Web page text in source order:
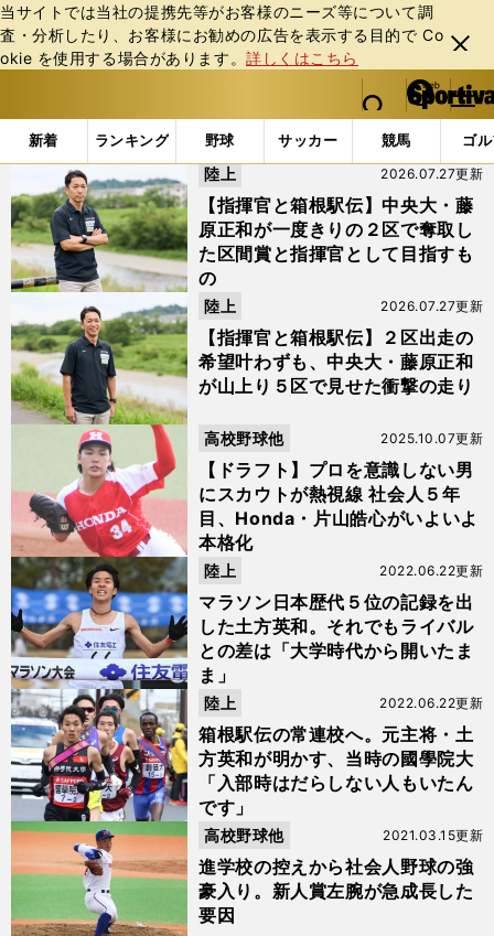
当サイトでは当社の提携先等がお客様のニーズ等について調
査・分析したり、お客様にお勧めの広告を表⽰する⽬的で Co
okie を使⽤する場合があります。詳しくはこちら
閉じ
る
web Sportiva (webスポルティーバ)
検索
マイペ
ー
ジ
メニュ
新着 ランキング 野球 サッカー 競馬 ゴ
b
ス
ル
テ
ィ
ー
バ
「#Honda」の最新ニュース・ 情報
【指揮官と箱根駅伝】中央大・藤
原正和が一度きりの２区で奪取し
た区間賞と指揮官として目指すも
の
2026.07.27更新
陸上
【指揮官と箱根駅伝】２区出走の
希望叶わずも、中央大・藤原正和
が山上り５区で見せた衝撃の走り
2026.07.27更新
陸上
【ドラフト】プロを意識しない男
にスカウトが熱視線 社会人５年
目、Honda・片山皓心がいよいよ
本格化
2025.10.07更新
高校野球他
マラソン日本歴代５位の記録を出
した土方英和。それでもライバル
との差は「大学時代から開いたま
ま」
2022.06.22更新
陸上
箱根駅伝の常連校へ。元主将・土
方英和が明かす、当時の國學院大
「入部時はだらしない人もいたん
です」
2022.06.22更新
陸上
進学校の控えから社会人野球の強
豪入り。新人賞左腕が急成長した
要因
2021.03.15更新
高校野球他